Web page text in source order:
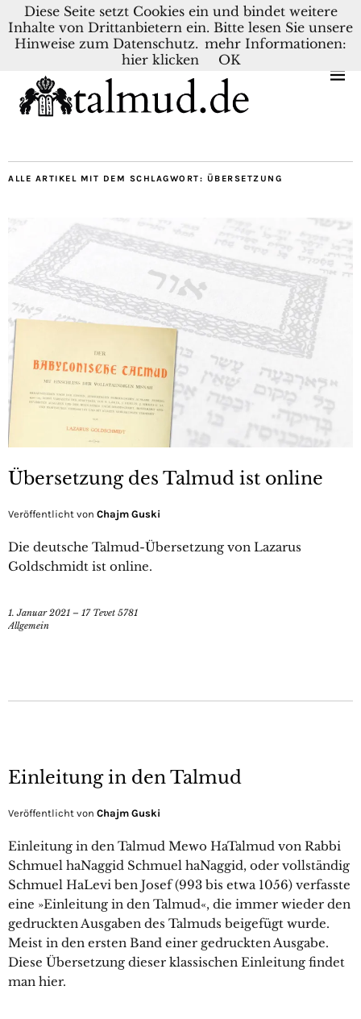
KONTAKT BLOG DEUTSCH NEDERLANDS
ALLE ARTIKEL MIT DEM SCHLAGWORT: ÜBERSETZUNG
Übersetzung des Talmud ist online
Veröffentlicht von Chajm Guski
Die deutsche Talmud-Übersetzung von Lazarus
Goldschmidt ist online.
1. Januar 2021 – 17 Tevet 5781
Allgemein
Einleitung in den Talmud
Veröffentlicht von Chajm Guski
Einleitung in den Talmud Mewo HaTalmud von Rabbi
Schmuel haNaggid Schmuel haNaggid, oder vollständig
Schmuel HaLevi ben Josef (993 bis etwa 1056) verfasste
eine »Einleitung in den Talmud«, die immer wieder den
gedruckten Ausgaben des Talmuds beigefügt wurde.
Meist in den ersten Band einer gedruckten Ausgabe.
Diese Übersetzung dieser klassischen Einleitung findet
man hier.
Diese Seite setzt Cookies ein und bindet weitere
Inhalte von Drittanbietern ein. Bitte lesen Sie unsere
Hinweise zum Datenschutz. mehr Informationen:
hier klicken
OK